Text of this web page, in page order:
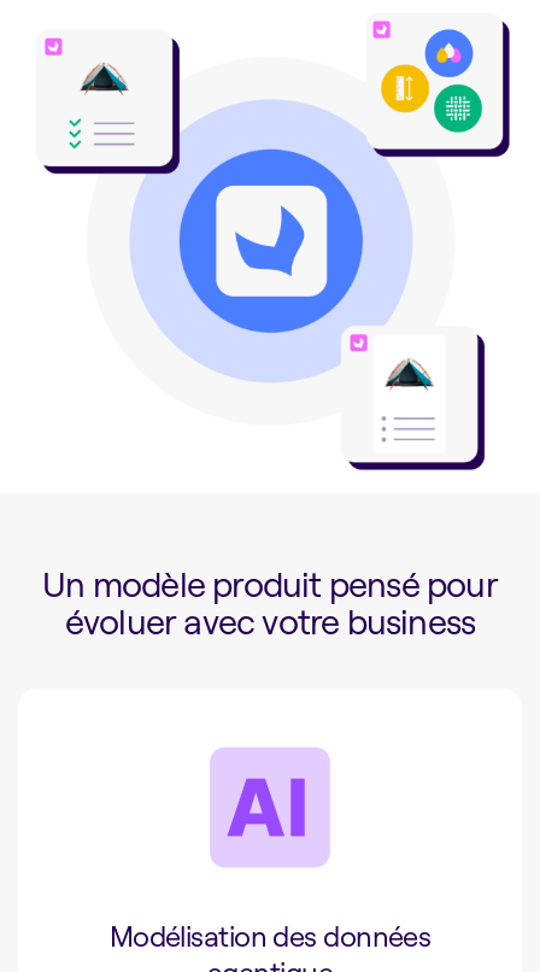
Un modèle produit pensé pour
évoluer avec votre business
Modélisation des données